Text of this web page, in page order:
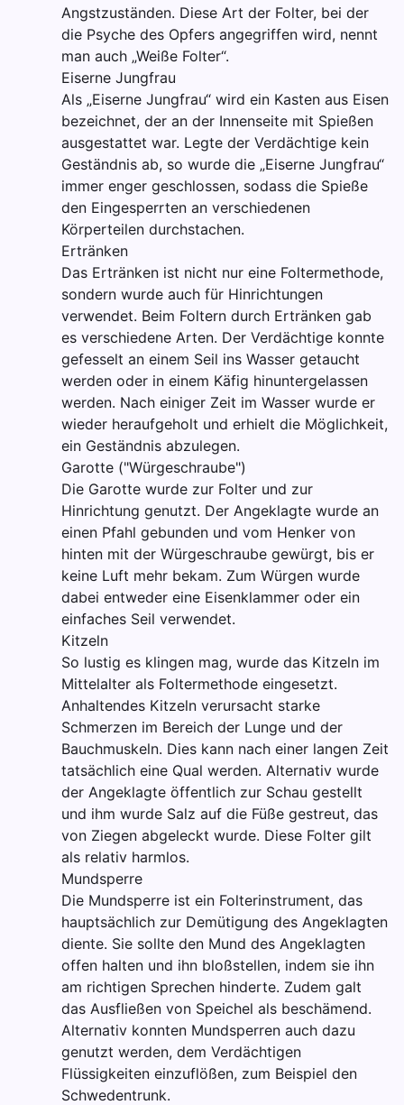
Angstzuständen. Diese Art der Folter, bei der
die Psyche des Opfers angegriffen wird, nennt
man auch „Weiße Folter“.
Eiserne Jungfrau
Als „Eiserne Jungfrau“ wird ein Kasten aus Eisen
bezeichnet, der an der Innenseite mit Spießen
ausgestattet war. Legte der Verdächtige kein
Geständnis ab, so wurde die „Eiserne Jungfrau“
immer enger geschlossen, sodass die Spieße
den Eingesperrten an verschiedenen
Körperteilen durchstachen.
Ertränken
Das Ertränken ist nicht nur eine Foltermethode,
sondern wurde auch für Hinrichtungen
verwendet. Beim Foltern durch Ertränken gab
es verschiedene Arten. Der Verdächtige konnte
gefesselt an einem Seil ins Wasser getaucht
werden oder in einem Käfig hinuntergelassen
werden. Nach einiger Zeit im Wasser wurde er
wieder heraufgeholt und erhielt die Möglichkeit,
ein Geständnis abzulegen.
Garotte ("Würgeschraube")
Die Garotte wurde zur Folter und zur
Hinrichtung genutzt. Der Angeklagte wurde an
einen Pfahl gebunden und vom Henker von
hinten mit der Würgeschraube gewürgt, bis er
keine Luft mehr bekam. Zum Würgen wurde
dabei entweder eine Eisenklammer oder ein
einfaches Seil verwendet.
Kitzeln
So lustig es klingen mag, wurde das Kitzeln im
Mittelalter als Foltermethode eingesetzt.
Anhaltendes Kitzeln verursacht starke
Schmerzen im Bereich der Lunge und der
Bauchmuskeln. Dies kann nach einer langen Zeit
tatsächlich eine Qual werden. Alternativ wurde
der Angeklagte öffentlich zur Schau gestellt
und ihm wurde Salz auf die Füße gestreut, das
von Ziegen abgeleckt wurde. Diese Folter gilt
als relativ harmlos.
Mundsperre
Die Mundsperre ist ein Folterinstrument, das
hauptsächlich zur Demütigung des Angeklagten
diente. Sie sollte den Mund des Angeklagten
offen halten und ihn bloßstellen, indem sie ihn
am richtigen Sprechen hinderte. Zudem galt
das Ausfließen von Speichel als beschämend.
Alternativ konnten Mundsperren auch dazu
genutzt werden, dem Verdächtigen
Flüssigkeiten einzuflößen, zum Beispiel den
Schwedentrunk.